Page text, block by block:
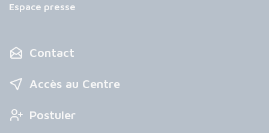
Espace presse
Contact
Accès au Centre
Postuler